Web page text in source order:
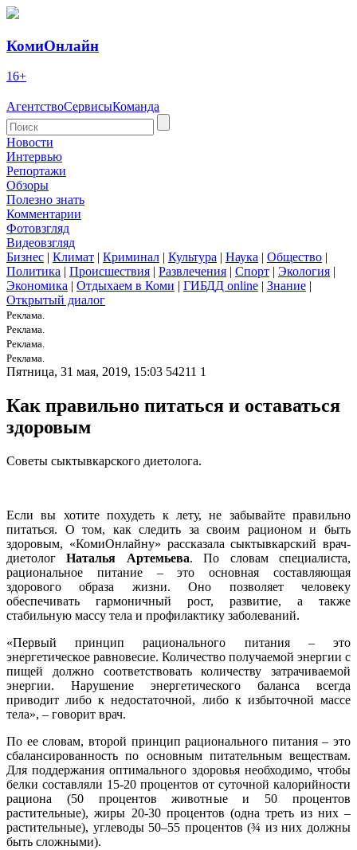
КомиОнлайн
16+
АгентствоСервисыКоманда
Новости
Интервью
Репортажи
Обзоры
Полезно знать
Комментарии
Фотовзгляд
Видеовзгляд
Бизнес | Климат | Криминал | Культура | Наука | Общество |
Политика | Происшествия | Развлечения | Спорт | Экология |
Экономика | Отдыхаем в Коми | ГИБДД online | Знание |
Открытый диалог
Реклама.
Реклама.
Реклама.
Реклама.
Пятница, 31 мая, 2019, 15:03 54211 1
Как правильно питаться и оставаться
здоровым
Советы сыктывкарского диетолога.
Если вы хотите похудеть к лету, не забывайте правильно
питаться. О том, как следить за своим рационом и быть
здоровым, «КомиОнлайну» рассказала сыктывкарский врач-
диетологНаталья Артемьева. По словам специалиста,
рациональное питание – это основная составляющая
здорового образа жизни. Оно позволяет человеку
обеспечивать гармоничный рост, развитие, а также
стабильную массу тела и профилактику заболеваний.
«Первый принцип рационального питания – это
энергетическое равновесие. Количество получаемой энергии с
пищей должно соответствовать количеству затрачиваемой
энергии. Нарушение энергетического баланса всегда
приводит либо к недостаточной, либо к избыточной массе
тела», – говорит врач.
По ее словам, второй принцип рационального питания – это
сбалансированность по основным питательным веществам.
Для поддержания оптимального здоровья необходимо, чтобы
белки составляли 15-20 процентов от суточной калорийности
рациона (50 процентов животные и 50 процентов
растительные), жиры 20-30 процентов (одна треть из них –
растительные), углеводы 50–55 процентов (¾ из них должны
быть сложными).